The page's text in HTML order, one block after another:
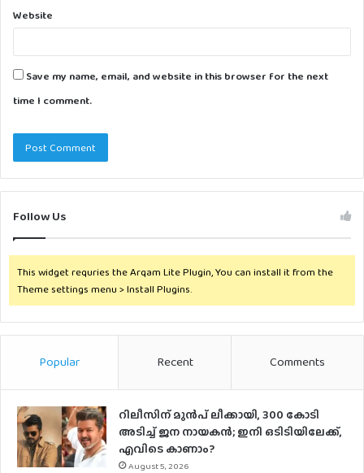
Website
Save my name, email, and website in this browser for the next
time I comment.
Follow Us
This widget requries the Arqam Lite Plugin, You can install it from the
Theme settings menu > Install Plugins.
Popular Recent Comments
റിലീസിന് മുൻപ് ലീക്കായി, 300 കോടി
അടിച്ച് ജന നായകൻ; ഇനി ഒടിടിയിലേക്ക്,
എവിടെ കാണാം?
August 5, 2026